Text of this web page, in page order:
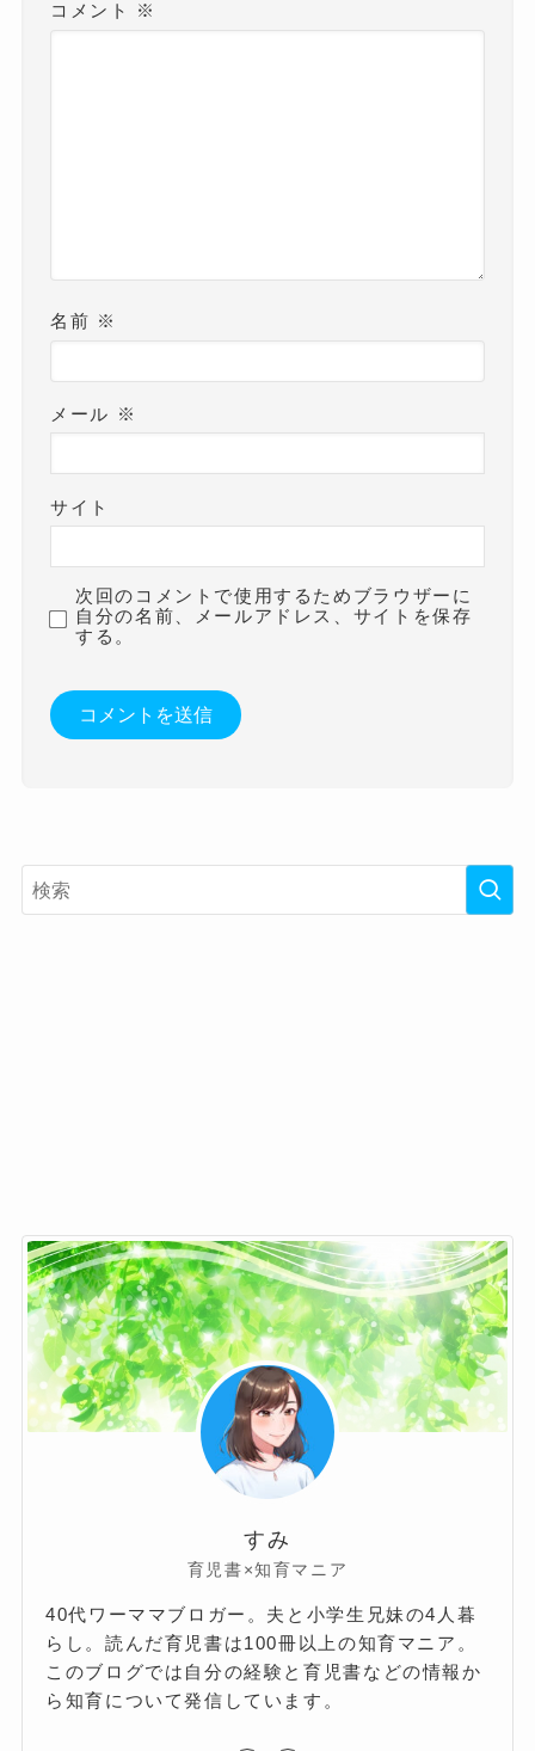
コメント ※
名前 ※
メール ※
サイト
次回のコメントで使用するためブラウザーに
自分の名前、メールアドレス、サイトを保存
する。
すみ
育児書×知育マニア
40代ワーママブロガー。夫と小学生兄妹の4人暮
らし。読んだ育児書は100冊以上の知育マニア。
このブログでは自分の経験と育児書などの情報か
ら知育について発信しています。